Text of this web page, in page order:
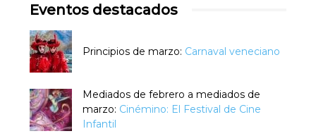
Eventos destacados
Principios de marzo: Carnaval veneciano
Mediados de febrero a mediados de
marzo: Cinémino: El Festival de Cine
Infantil